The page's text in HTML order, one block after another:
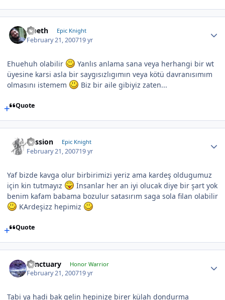
Opeth Epic Knight
February 21, 200719 yr
Ehuehuh olabilir
Yanlıs anlama sana veya herhangi bir wt
üyesine karsi asla bir saygısızlıgımın veya kötü davranısımım
olmasını istemem
Biz bir aile gibiyiz zaten...
Quote
Passion Epic Knight
February 21, 200719 yr
Yaf bizde kavga olur birbirimizi yeriz ama kardeş oldugumuz
için kin tutmayız
İnsanlar her an iyi olucak diye bir şart yok
benim kafam babama bozulur satasırım saga sola filan olabilir
KArdeşizz hepimiz
Quote
Sanctuary Honor Warrior
February 21, 200719 yr
Tabi ya hadi bak gelin hepinize birer külah dondurma